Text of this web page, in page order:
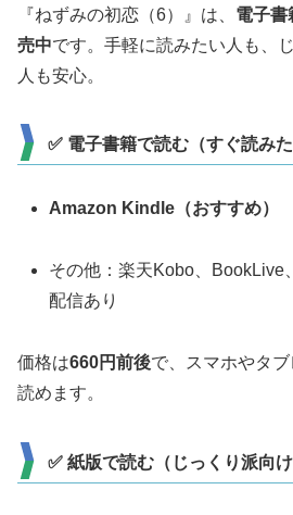
『ねずみの初恋（6）』は、 電子書
売中です。手軽に読みたい人も、
人も安心。
✅ 電子書籍で読む（すぐ読みた
Amazon Kindle（おすすめ）
その他：楽天Kobo、BookLive
配信あり
価格は660円前後で、スマホやタ
読めます。
✅ 紙版で読む（じっくり派向け